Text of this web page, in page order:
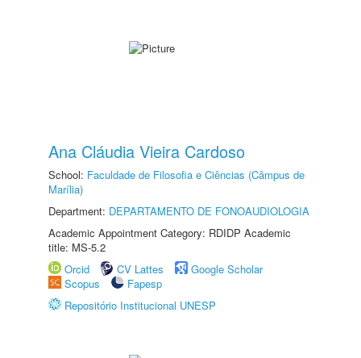
Ana Cláudia Vieira Cardoso
School: Faculdade de Filosofia e Ciências (Câmpus de
Marília)
Department: DEPARTAMENTO DE FONOAUDIOLOGIA
Academic Appointment Category: RDIDP Academic
title: MS-5.2
Orcid
CV Lattes
Google Scholar
Scopus
Fapesp
Repositório Institucional UNESP